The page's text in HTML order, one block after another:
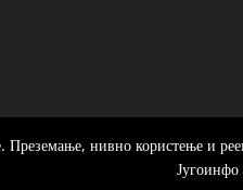
нивно користење и
Југоинфо